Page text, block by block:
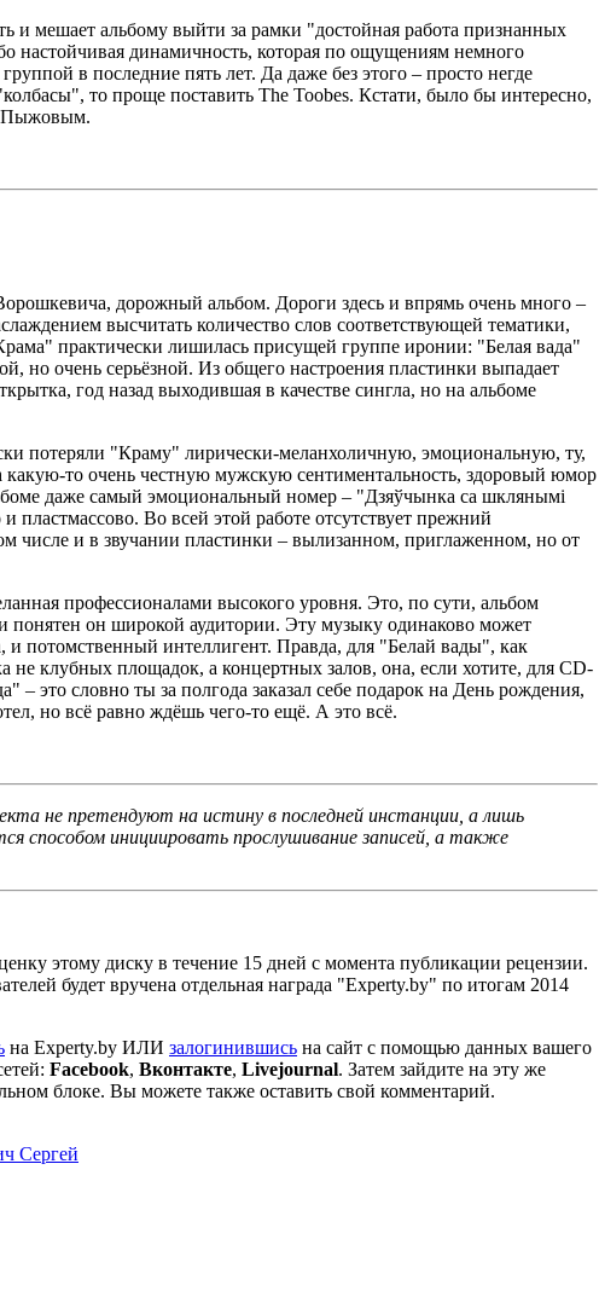
и мешает альбому выйти за рамки "достойная работа признанных
настойчивая динамичность, которая по ощущениям немного
в последние пять лет. Да даже без этого – просто негде
то проще поставить The Toobes. Кстати, было бы интересно,
Пыжовым.
дорожный альбом. Дороги здесь и впрямь очень много –
высчитать количество слов соответствующей тематики,
практически лишилась присущей группе иронии: "Белая вада"
но очень серьёзной. Из общего настроения пластинки выпадает
год назад выходившая в качестве сингла, но на альбоме
потеряли "Краму" лирически-меланхоличную, эмоциональную, ту,
то очень честную мужскую сентиментальность, здоровый юмор
даже самый эмоциональный номер – "Дзяўчынка са шклянымі
пластмассово. Во всей этой работе отсутствует прежний
числе и в звучании пластинки – вылизанном, приглаженном, но от
профессионалами высокого уровня. Это, по сути, альбом
понятен он широкой аудитории. Эту музыку одинаково может
и потомственный интеллигент. Правда, для "Белай вады", как
не клубных площадок, а концертных залов, она, если хотите, для CD-
– это словно ты за полгода заказал себе подарок на День рождения,
но всё равно ждёшь чего-то ещё. А это всё.
не претендуют на истину в последней инстанции, а лишь
способом инициировать прослушивание записей, а также
этому диску в течение 15 дней с момента публикации рецензии.
будет вручена отдельная награда "Experty.by" по итогам 2014
на Experty.by ИЛИ залогинившись на сайт с помощью данных вашего
Facebook, Вконтакте, Livejournal. Затем зайдите на эту же
блоке. Вы можете также оставить свой комментарий.
Сергей